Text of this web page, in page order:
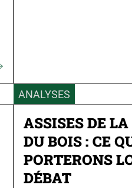
ANALYSES
ASSISES DE
DU BOIS : CE
PORTERONS
DÉBAT